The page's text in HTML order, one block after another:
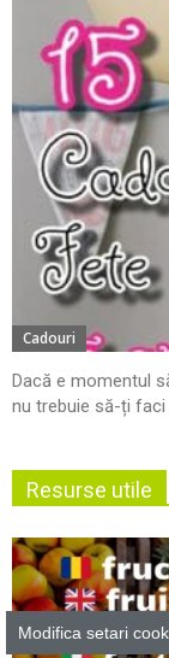
Cadouri
Dacă e momentul
nu trebuie să-ți faci
Resurse utile
Modifica setari